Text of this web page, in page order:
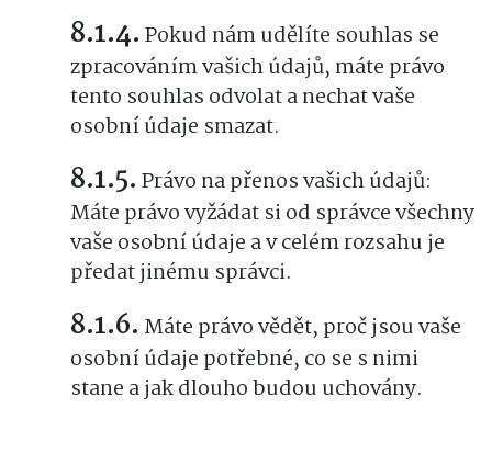
Pokud nám udělíte souhlas se
zpracováním vašich údajů, máte právo
tento souhlas odvolat a nechat vaše
osobní údaje smazat.
Právo na přenos vašich údajů:
Máte právo vyžádat si od správce všechny
vaše osobní údaje a v celém rozsahu je
předat jinému správci.
Máte právo vědět, proč jsou vaše
osobní údaje potřebné, co se s nimi
stane a jak dlouho budou uchovány.